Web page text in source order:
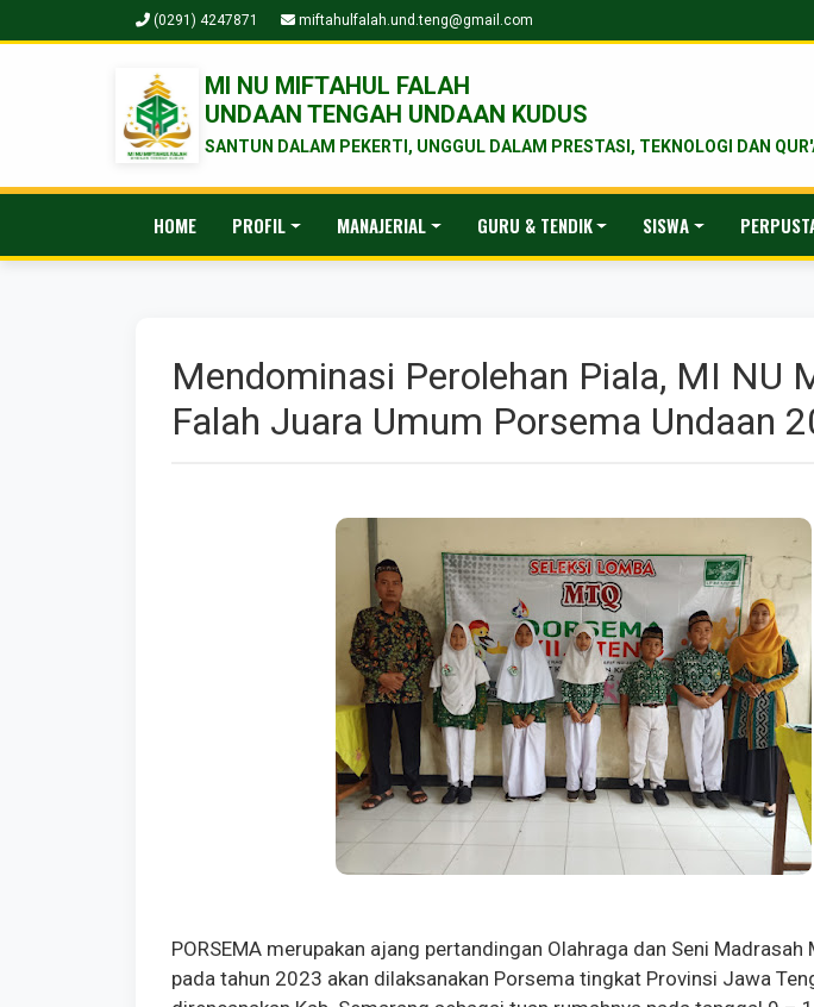
(0291) 4247871 miftahulfalah.und.teng@gmail.com
MI NU MIFTAHUL FALAH
UNDAAN TENGAH UNDAAN KUDUS
SANTUN DALAM PEKERTI, UNGGUL DALAM PRESTASI, TEKNOLOGI DAN
HOME PROFIL MANAJERIAL GURU & TENDIK SISWA
Mendominasi Perolehan Piala, MI NU
Falah Juara Umum Porsema Undaan
PORSEMA merupakan ajang pertandingan Olahraga dan Seni Madrasah
pada tahun 2023 akan dilaksanakan Porsema tingkat Provinsi Jawa